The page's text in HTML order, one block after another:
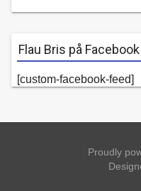
Flau Bris på Facebook
[custom-facebook-feed]
Proudly